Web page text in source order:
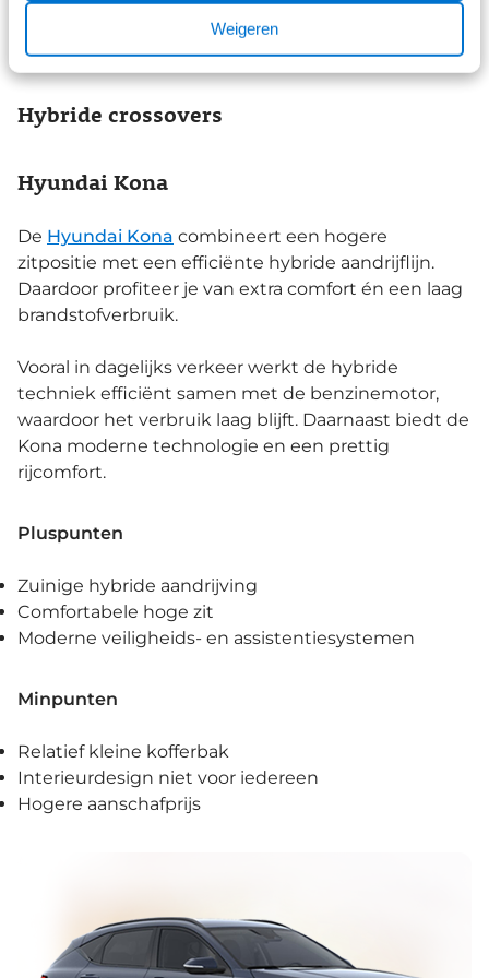
Weigeren
Bekijk onze Volkswagen Golf occasions
Hybride crossovers
Hyundai Kona
De Hyundai Kona combineert een hogere
zitpositie met een efficiënte hybride aandrijflijn.
Daardoor profiteer je van extra comfort én een laag
brandstofverbruik.
Vooral in dagelijks verkeer werkt de hybride
techniek efficiënt samen met de benzinemotor,
waardoor het verbruik laag blijft. Daarnaast biedt de
Kona moderne technologie en een prettig
rijcomfort.
Pluspunten
Zuinige hybride aandrijving
Comfortabele hoge zit
Moderne veiligheids- en assistentiesystemen
Minpunten
Relatief kleine kofferbak
Interieurdesign niet voor iedereen
Hogere aanschafprijs